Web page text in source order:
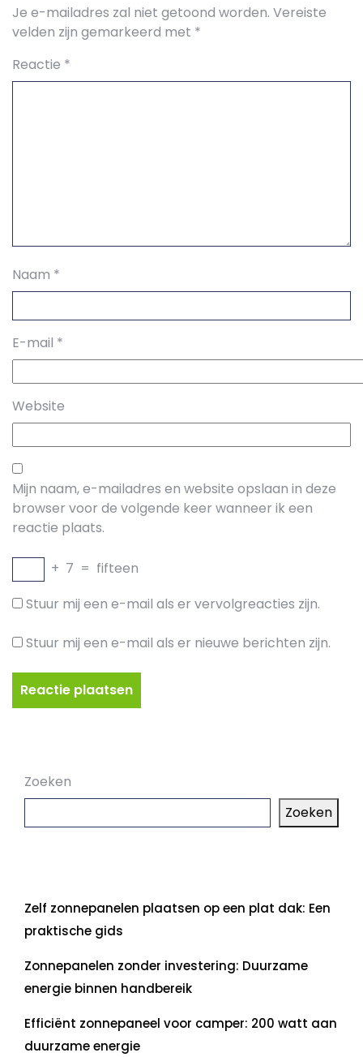
Je e-mailadres zal niet getoond worden. Vereiste
velden zijn gemarkeerd met *
Reactie *
Naam *
E-mail *
Website
Mijn naam, e-mailadres en website opslaan in deze
browser voor de volgende keer wanneer ik een
reactie plaats.
+ 7 = fifteen
Stuur mij een e-mail als er vervolgreacties zijn.
Stuur mij een e-mail als er nieuwe berichten zijn.
Zoeken
Zoeken
Zelf zonnepanelen plaatsen op een plat dak: Een
praktische gids
Zonnepanelen zonder investering: Duurzame
energie binnen handbereik
Efficiënt zonnepaneel voor camper: 200 watt aan
duurzame energie